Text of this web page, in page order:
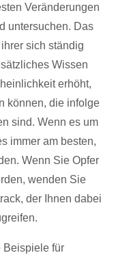
Veränderungen
untersuchen. Das
sich ständig
Wissen
erhöht,
können, die infolge
sind. Wenn es um
immer am besten,
Wenn Sie Opfer
wenden Sie
der Ihnen dabei
Beispiele für